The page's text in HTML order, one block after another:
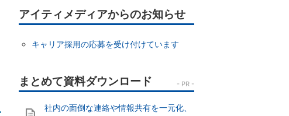
アイティメディアからのお知らせ
キャリア採用の応募を受け付けています
社内の面倒な連絡や情報共有を一元化、